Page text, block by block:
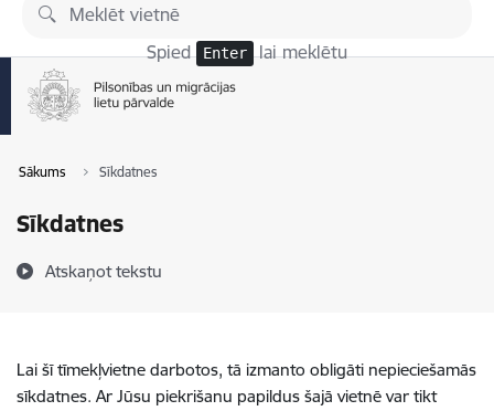
Pāriet uz lapas saturu
Spied Enter lai meklētu
Sākums Sīkdatnes
Sīkdatnes
Atskaņot tekstu
Lai šī tīmekļvietne darbotos, tā izmanto obligāti nepieciešamās
sīkdatnes. Ar Jūsu piekrišanu papildus šajā vietnē var tikt